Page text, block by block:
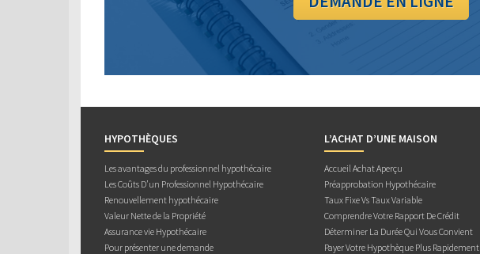
HYPOTHÈQUES
Les avantages du professionnel hypothécaire
Les Coûts D’un Professionnel Hypothécaire
Renouvellement hypothécaire
Valeur Nette de la Propriété
Assurance vie Hypothécaire
Pour présenter une demande
L’ACHAT D’UNE MAISON
Accueil Achat Aperçu
Préapprobation Hypothécaire
Taux Fixe Vs Taux Variable
Comprendre Votre Rapport De Crédit
Déterminer La Durée Qui Vous Convient
Payer Votre Hypothèque Plus Rapidement